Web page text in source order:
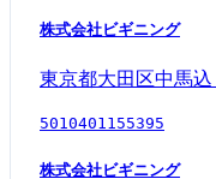
株式会社ビギニング
東京都大田区中馬
5010401155395
株式会社ビギニング